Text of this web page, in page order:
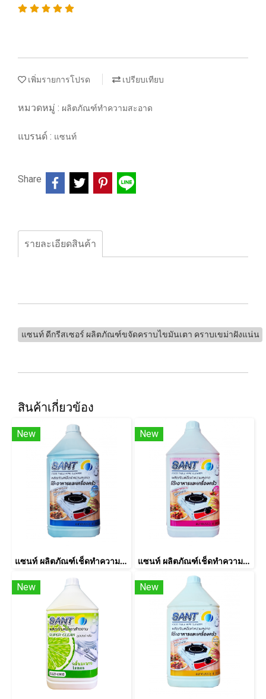
เพิ่มรายการโปรด เปรียบเทียบ
หมวดหมู่ : ผลิตภัณฑ์ทำความสะอาด
แบรนด์ : แซนท์
Share
รายละเอียดสินค้า
แซนท์ ดีกรีสเซอร์ ผลิตภัณฑ์ขจัดคราบไขมันเตา คราบเขม่าฝังแน่น
สินค้าเกี่ยวข้อง
New
แซนท์ ผลิตภัณฑ์เช็ดทำความสะอาดโต๊ะอาหาร กลิ่นออริจินอล ขนาดบรรจุ 4 ลิตร
New
แซนท์ ผลิตภัณฑ์เช็ดทำความสะอาดโต๊ะอาหาร กลิ่นฟรุ๊ตตี้ ขนาดบรรจุ 4 ลิตร
New New